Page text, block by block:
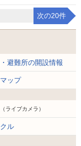
次の20件
避難所の開設情報
ップ
（ライブカメラ）
ル